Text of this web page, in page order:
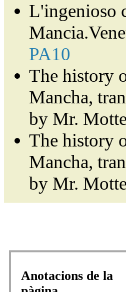
L'ingenioso
PA10
The history
Mancha,
by Mr.
The history
Mancha,
by Mr.
Anotacions de la